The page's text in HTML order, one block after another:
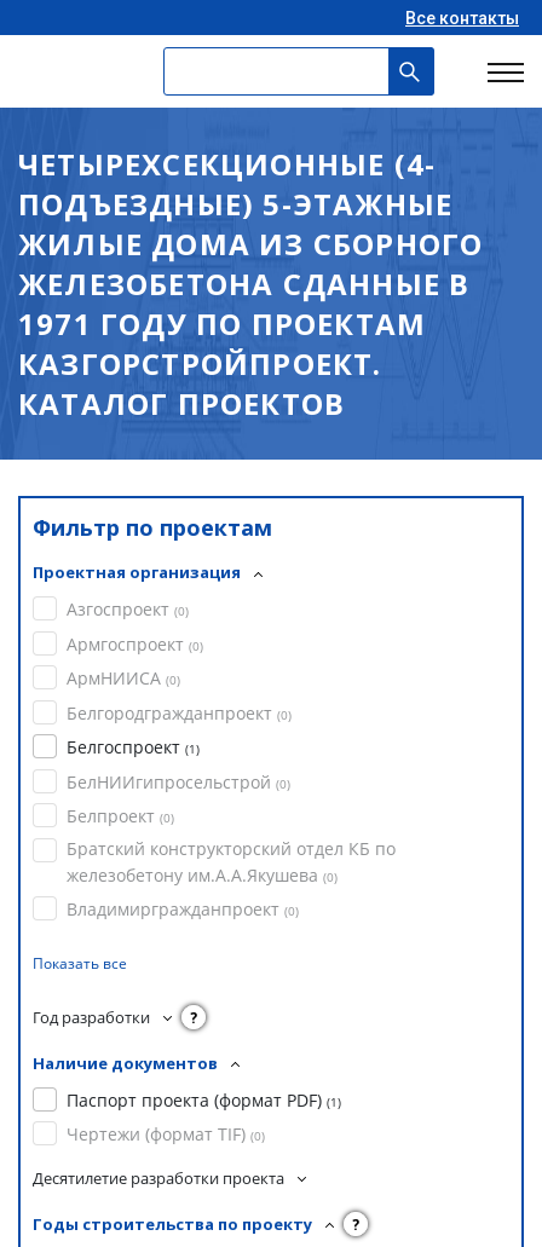
Все контакты
ЧЕТЫРЕХСЕКЦИОННЫЕ (4-
ПОДЪЕЗДНЫЕ) 5-ЭТАЖНЫЕ
ЖИЛЫЕ ДОМА ИЗ СБОРНОГО
ЖЕЛЕЗОБЕТОНА СДАННЫЕ В
1971 ГОДУ ПО ПРОЕКТАМ
КАЗГОРСТРОЙПРОЕКТ.
КАТАЛОГ ПРОЕКТОВ
Фильтр по проектам
Проектная организация
Азгоспроект (0)
Армгоспроект (0)
АрмНИИСА (0)
Белгородгражданпроект (0)
Белгоспроект (1)
БелНИИгипросельстрой (0)
Белпроект (0)
Братский конструкторский отдел КБ по
железобетону им.А.А.Якушева (0)
Владимиргражданпроект (0)
Показать все
Год разработки ?
Наличие документов
Паспорт проекта (формат PDF) (1)
Чертежи (формат TIF) (0)
Десятилетие разработки проекта
Годы строительства по проекту ?